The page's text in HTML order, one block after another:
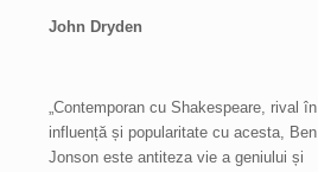
John Dryden
„Contemporan cu Shakespeare, rival în
influență și popularitate cu acesta, Ben
Jonson este antiteza vie a geniului și